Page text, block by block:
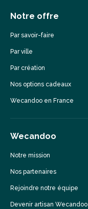
Notre offre
Par savoir-faire
Par ville
Par création
Nos options cadeaux
Wecandoo en France
Wecandoo
Notre mission
Nos partenaires
Rejoindre notre équipe
Devenir artisan Wecandoo